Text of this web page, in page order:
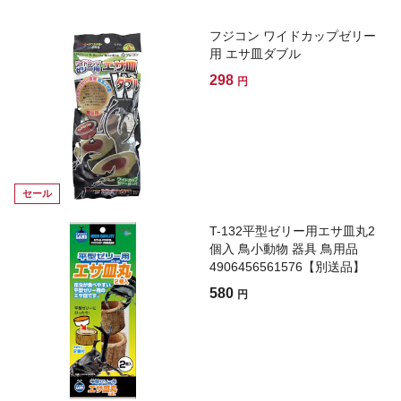
セール
フジコン ワイドカップゼリー
用 エサ皿ダブル
298 円
T-132平型ゼリー用エサ皿丸2
個入 鳥小動物 器具 鳥用品
4906456561576【別送品】
580 円